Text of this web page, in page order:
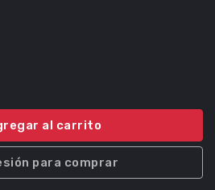
al carrito
para comprar